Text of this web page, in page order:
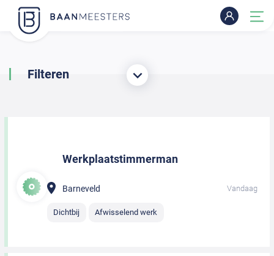
Filteren
Werkplaatstimmerman
Barneveld Vandaag
Dichtbij Afwisselend werk